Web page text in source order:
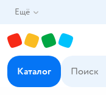
Ещё
Каталог